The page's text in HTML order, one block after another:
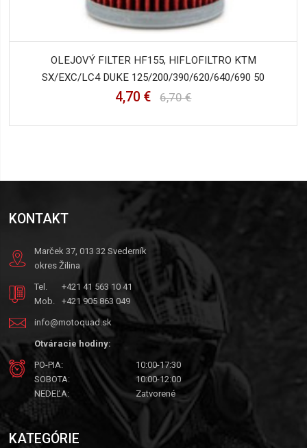
OLEJOVÝ FILTER HF155, HIFLOFILTRO KTM
SX/EXC/LC4 DUKE 125/200/390/620/640/690 50
4,70 € 6,70 €
KONTAKT
Marček 37, 013 32 Svederník
okres Žilina
Tel.
+421 41 563 10 41
Mob.
+421 905 863 049
info@motoquad.sk
Otváracie hodiny:
PO-PIA:
10:00-17:30
SOBOTA:
10:00-12:00
NEDEĽA:
Zatvorené
KATEGÓRIE